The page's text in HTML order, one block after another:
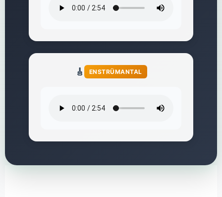
🎸 ENSTRÜMANTAL